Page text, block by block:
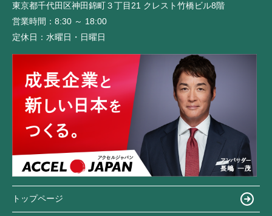
東京都千代田区神田錦町３丁目21 クレスト竹橋ビル8階
営業時間： 8:30 ～ 18:00
定休日： 水曜日・日曜日
トップページ